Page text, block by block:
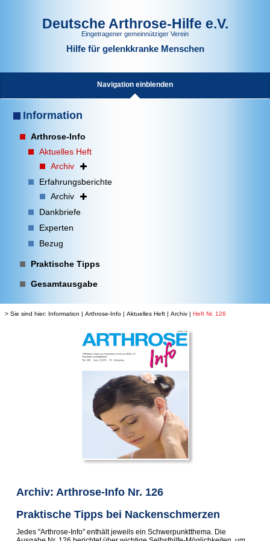
Deutsche Arthrose-Hilfe e.V.
Eingetragener gemeinnütziger Verein
Hilfe für gelenkkranke Menschen
Navigation einblenden
Information
Arthrose-Info
Aktuelles Heft
Archiv
Erfahrungsberichte
Archiv
Dankbriefe
Experten
Bezug
Praktische Tipps
Gesamtausgabe
> Sie sind hier: Information | Arthrose-Info | Aktuelles Heft | Archiv | Heft Nr. 126
Archiv: Arthrose-Info Nr. 126
Praktische Tipps bei Nackenschmerzen
Jedes "Arthrose-Info" enthält jeweils ein Schwerpunktthema. Die